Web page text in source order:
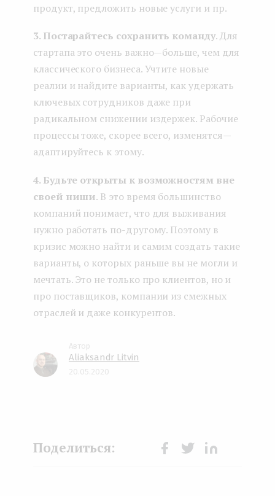
продукт, предложить новые услуги и пр.
3. Постарайтесь сохранить команду. Для
стартапа это очень важно — больше, чем для
классического бизнеса. Учтите новые
реалии и найдите варианты, как удержать
ключевых сотрудников даже при
радикальном снижении издержек. Рабочие
процессы тоже, скорее всего, изменятся —
адаптируйтесь к этому.
4. Будьте открыты к возможностям вне
своей ниши. В это время большинство
компаний понимает, что для выживания
нужно работать по-другому. Поэтому в
кризис можно найти и самим создать такие
варианты, о которых раньше вы не могли и
мечтать. Это не только про клиентов, но и
про поставщиков, компании из смежных
отраслей и даже конкурентов.
Aliaksandr Litvin
20.05.2020